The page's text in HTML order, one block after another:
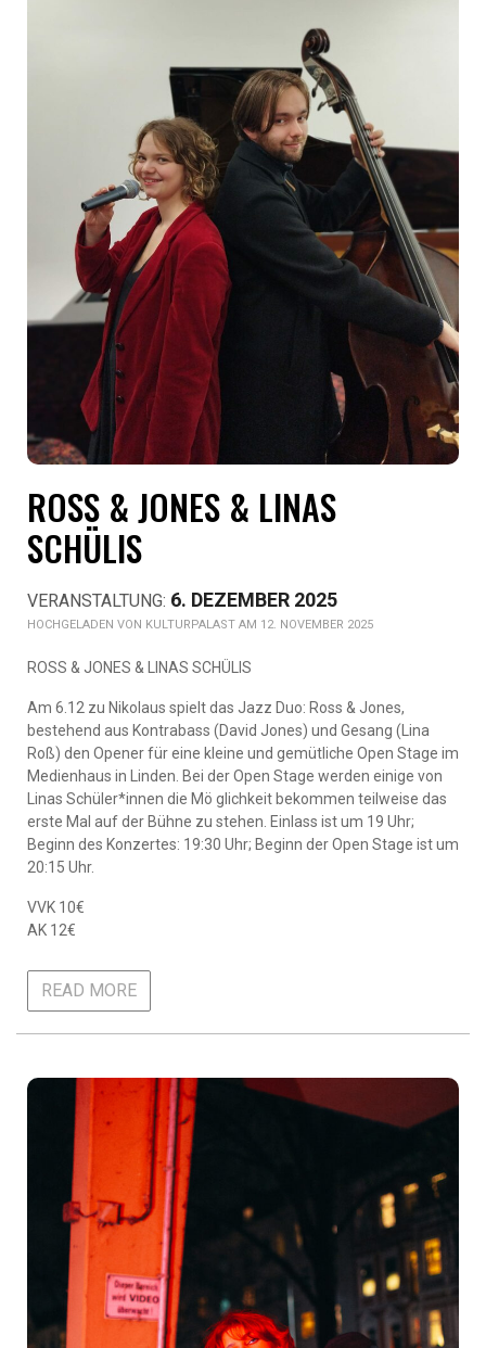
ROSS & JONES & LINAS
SCHÜLIS
6. DEZEMBER 2025
KULTURPALAST AM 12. NOVEMBER 2025
ROSS & JONES & LINAS SCHÜLIS
Am 6.12 zu Nikolaus spielt das Jazz Duo: Ross & Jones,
bestehend aus Kontrabass (David Jones) und Gesang (Lina
Roß) den Opener für eine kleine und gemütliche Open Stage im
Medienhaus in Linden. Bei der Open Stage werden einige von
Linas Schüler*innen die Mö glichkeit bekommen teilweise das
erste Mal auf der Bühne zu stehen. Einlass ist um 19 Uhr;
Beginn des Konzertes: 19:30 Uhr; Beginn der Open Stage ist um
20:15 Uhr.
VVK 10€
AK 12€
READ MORE